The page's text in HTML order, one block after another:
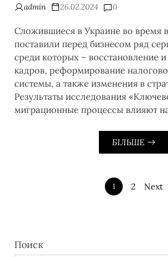
admin 26.02.2024 0
Сложившиеся в Украине во время
поставили перед бизнесом ряд
среди которых – восстановление
кадров, реформирование
системы, а также изменения в
Результаты исследования
миграционные процессы влияют
БІЛЬШЕ
1 2 Next
Поиск